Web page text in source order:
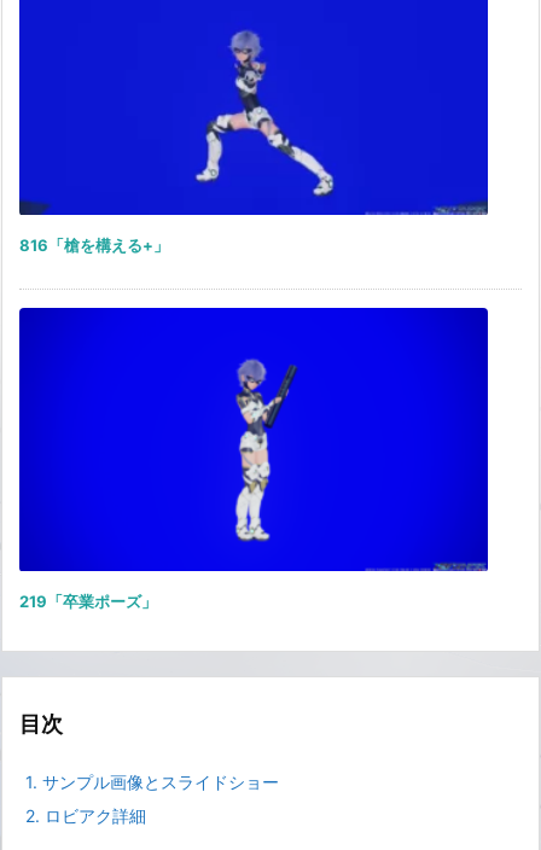
816「槍を構える+」
219「卒業ポーズ」
目次
1. サンプル画像とスライドショー
2. ロビアク詳細